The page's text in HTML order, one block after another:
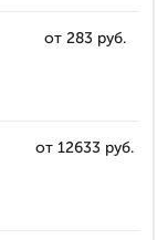
от 283 руб.
от 12633 руб.